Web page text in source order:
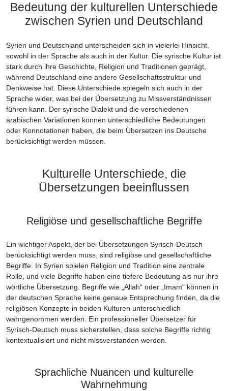
Bedeutung der kulturellen Unterschiede
zwischen Syrien und Deutschland
Syrien und Deutschland unterscheiden sich in vielerlei Hinsicht,
sowohl in der Sprache als auch in der Kultur. Die syrische Kultur ist
stark durch ihre Geschichte, Religion und Traditionen geprägt,
während Deutschland eine andere Gesellschaftsstruktur und
Denkweise hat. Diese Unterschiede spiegeln sich auch in der
Sprache wider, was bei der Übersetzung zu Missverständnissen
führen kann. Der syrische Dialekt und die verschiedenen
arabischen Variationen können unterschiedliche Bedeutungen
oder Konnotationen haben, die beim Übersetzen ins Deutsche
berücksichtigt werden müssen.
Kulturelle Unterschiede, die
Übersetzungen beeinflussen
Religiöse und gesellschaftliche Begriffe
Ein wichtiger Aspekt, der bei Übersetzungen Syrisch-Deutsch
berücksichtigt werden muss, sind religiöse und gesellschaftliche
Begriffe. In Syrien spielen Religion und Tradition eine zentrale
Rolle, und viele Begriffe haben eine tiefere Bedeutung als nur ihre
wörtliche Übersetzung. Begriffe wie „Allah“ oder „Imam“ können in
der deutschen Sprache keine genaue Entsprechung finden, da die
religiösen Konzepte in beiden Kulturen unterschiedlich
wahrgenommen werden. Ein professioneller Übersetzer für
Syrisch-Deutsch muss sicherstellen, dass solche Begriffe richtig
kontextualisiert und nicht missverstanden werden.
Sprachliche Nuancen und kulturelle
Wahrnehmung